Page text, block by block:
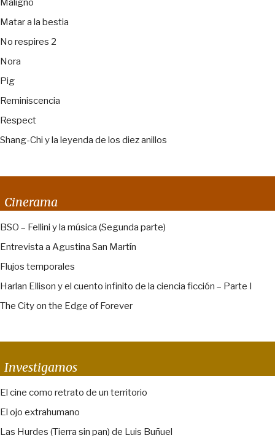
Maligno
Matar a la bestia
No respires 2
Nora
Pig
Reminiscencia
Respect
Shang-Chi y la leyenda de los diez anillos
Cinerama
BSO – Fellini y la música (Segunda parte)
Entrevista a Agustina San Martín
Flujos temporales
Harlan Ellison y el cuento infinito de la ciencia ficción – Parte I
The City on the Edge of Forever
Investigamos
El cine como retrato de un territorio
El ojo extrahumano
Las Hurdes (Tierra sin pan) de Luis Buñuel